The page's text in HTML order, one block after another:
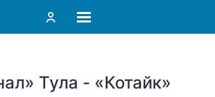
Тула - «Котайк»